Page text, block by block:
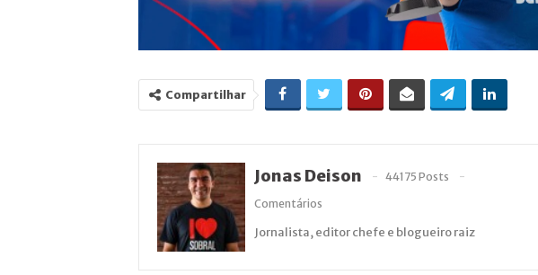
Compartilhar
Jonas Deison
44175 Posts
Comentários
Jornalista, editor chefe e blogueiro raiz